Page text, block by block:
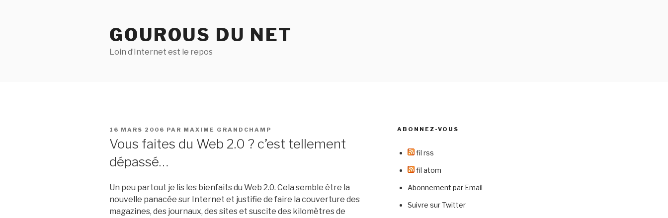
GOUROUS DU NET
Loin d’Internet est le repos
PUBLIÉ
16 MARS 2006 PAR MAXIME GRANDCHAMP
Vous faites du Web 2.0 ? c’est tellement
dépassé…
Un peu partout je lis les bienfaits du Web 2.0. Cela semble être la
nouvelle panacée sur Internet et justifie de faire la couverture des
magazines, des journaux, des sites et suscite des kilomètres de
ABONNEZ-VOUS
fil rss
fil atom
Abonnement par Email
Suivre sur Twitter